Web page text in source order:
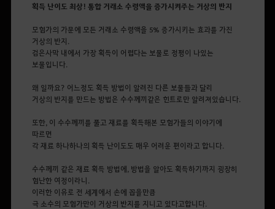
획득 난이도 최상! 통합 거래소 수령액을 증가시켜주는 거상의 반지
모험가의 가문에 모든 거래소 수령액을 5% 증가시키는 효과를 가진
거상의 반지.
검은사막 내에서 가장 획득이 어렵다는 보물로 정평이 나있는
보물입니다.
왜 일까요? 어느정도 획득 방법이 알려진 다른 보물들과 달리
거상의 반지를 만드는 방법은 수수께끼같은 힌트로만 알려져있습니다.
또한, 이 수수께끼를 풀고 재료를 획득해본 모험가들의 이야기에
따르면
각 재료 하나하나의 획득 난이도도 매우 어려운 편이라고 합니다.
수수께끼 같은 재료 획득 방법에, 방법을 알아도 획득하기까지 굉장히
험난한 여정이라니.
이러한 이유로 전 세계에서 손에 꼽을만큼
극 소수의 모험가만이 거상의 반지를 지니고 있다고합니다.